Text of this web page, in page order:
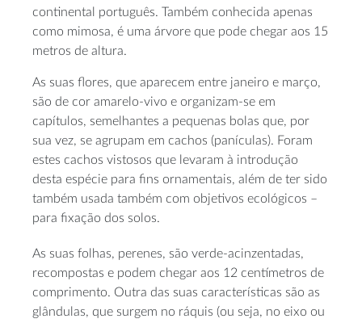
continental português. Também conhecida apenas
como mimosa, é uma árvore que pode chegar aos 15
metros de altura.
As suas flores, que aparecem entre janeiro e março,
são de cor amarelo-vivo e organizam-se em
capítulos, semelhantes a pequenas bolas que, por
sua vez, se agrupam em cachos (panículas). Foram
estes cachos vistosos que levaram à introdução
desta espécie para fins ornamentais, além de ter sido
também usada também com objetivos ecológicos –
para fixação dos solos.
As suas folhas, perenes, são verde-acinzentadas,
recompostas e podem chegar aos 12 centímetros de
comprimento. Outra das suas características são as
glândulas, que surgem no ráquis (ou seja, no eixo ou